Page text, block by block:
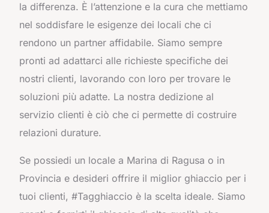
la differenza. È l’attenzione e la cura che mettiamo
nel soddisfare le esigenze dei locali che ci
rendono un partner affidabile. Siamo sempre
pronti ad adattarci alle richieste specifiche dei
nostri clienti, lavorando con loro per trovare le
soluzioni più adatte. La nostra dedizione al
servizio clienti è ciò che ci permette di costruire
relazioni durature.
Se possiedi un locale a Marina di Ragusa o in
Provincia e desideri offrire il miglior ghiaccio per i
tuoi clienti, #Tagghiaccio è la scelta ideale. Siamo